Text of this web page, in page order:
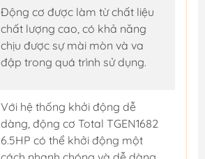
Động cơ được làm từ chất liệu
chất lượng cao, có khả năng
chịu được sự mài mòn và va
đập trong quá trình sử dụng.
Với hệ thống khởi động dễ
dàng, động cơ Total TGEN1682
6.5HP có thể khởi động một